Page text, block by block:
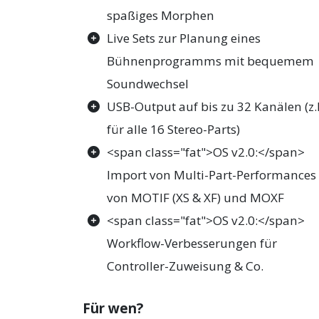
spaßiges Morphen
Live Sets zur Planung eines
Bühnenprogramms mit bequemem
Soundwechsel
USB-Output auf bis zu 32 Kanälen
für alle 16 Stereo-Parts)
<span class="fat">OS v2.0:</span>
Import von Multi-Part-Performances
von MOTIF (XS & XF) und MOXF
<span class="fat">OS v2.0:</span>
Workflow-Verbesserungen für
Controller-Zuweisung & Co.
Für wen?